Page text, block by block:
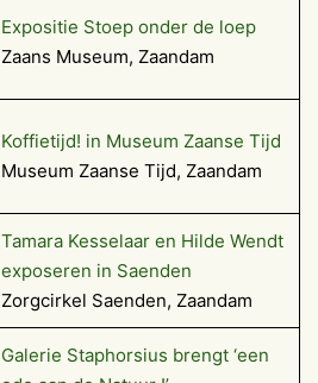
Expositie Stoep onder de loep
Zaans Museum, Zaandam
Koffietijd! in Museum Zaanse Tijd
Museum Zaanse Tijd, Zaandam
Tamara Kesselaar en Hilde Wendt
exposeren in Saenden
Zorgcirkel Saenden, Zaandam
Galerie Staphorsius brengt ‘een